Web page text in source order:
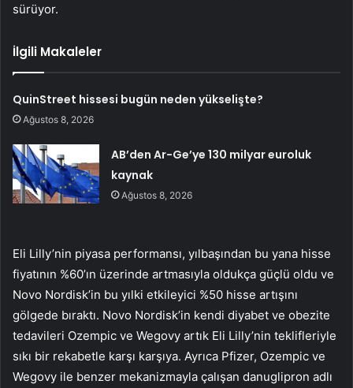
sürüyor.
İlgili Makaleler
QuinStreet hissesi bugün neden yükselişte?
Ağustos 8, 2026
AB’den Ar-Ge’ye 130 milyar euroluk
kaynak
Ağustos 8, 2026
Eli Lilly’nin piyasa performansı, yılbaşından bu yana hisse
fiyatının %60’ın üzerinde artmasıyla oldukça güçlü oldu ve
Novo Nordisk’in bu yılki etkileyici %50 hisse artışını
gölgede bıraktı. Novo Nordisk’in kendi diyabet ve obezite
tedavileri Ozempic ve Wegovy artık Eli Lilly’nin teklifleriyle
sıkı bir rekabetle karşı karşıya. Ayrıca Pfizer, Ozempic ve
Wegovy ile benzer mekanizmayla çalışan danuglipron adlı